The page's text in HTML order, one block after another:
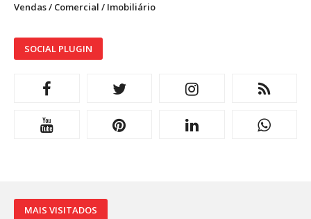
Vendas / Comercial / Imobiliário
SOCIAL PLUGIN
MAIS VISITADOS